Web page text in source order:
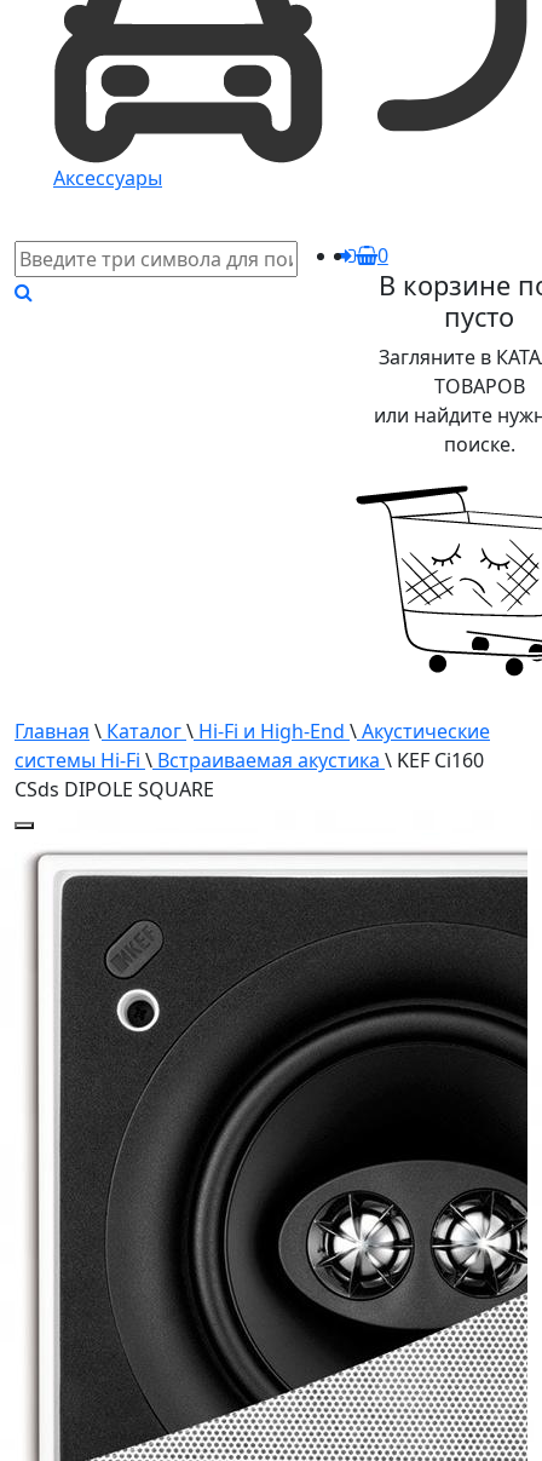
Аксессуары
0
В корзине
пусто
Загляните в
ТОВАРОВ
или найдите
поиске.
Главная \ Каталог\ Hi-Fi и High-End \Акустические
системы Hi-Fi \ Встраиваемая акустика \ KEF Ci160
CSds DIPOLE SQUARE